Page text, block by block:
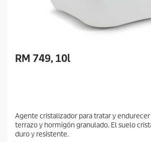
RM 749, 10l
Agente cristalizador para tratar y
terrazo y hormigón granulado. El suelo
duro y resistente.